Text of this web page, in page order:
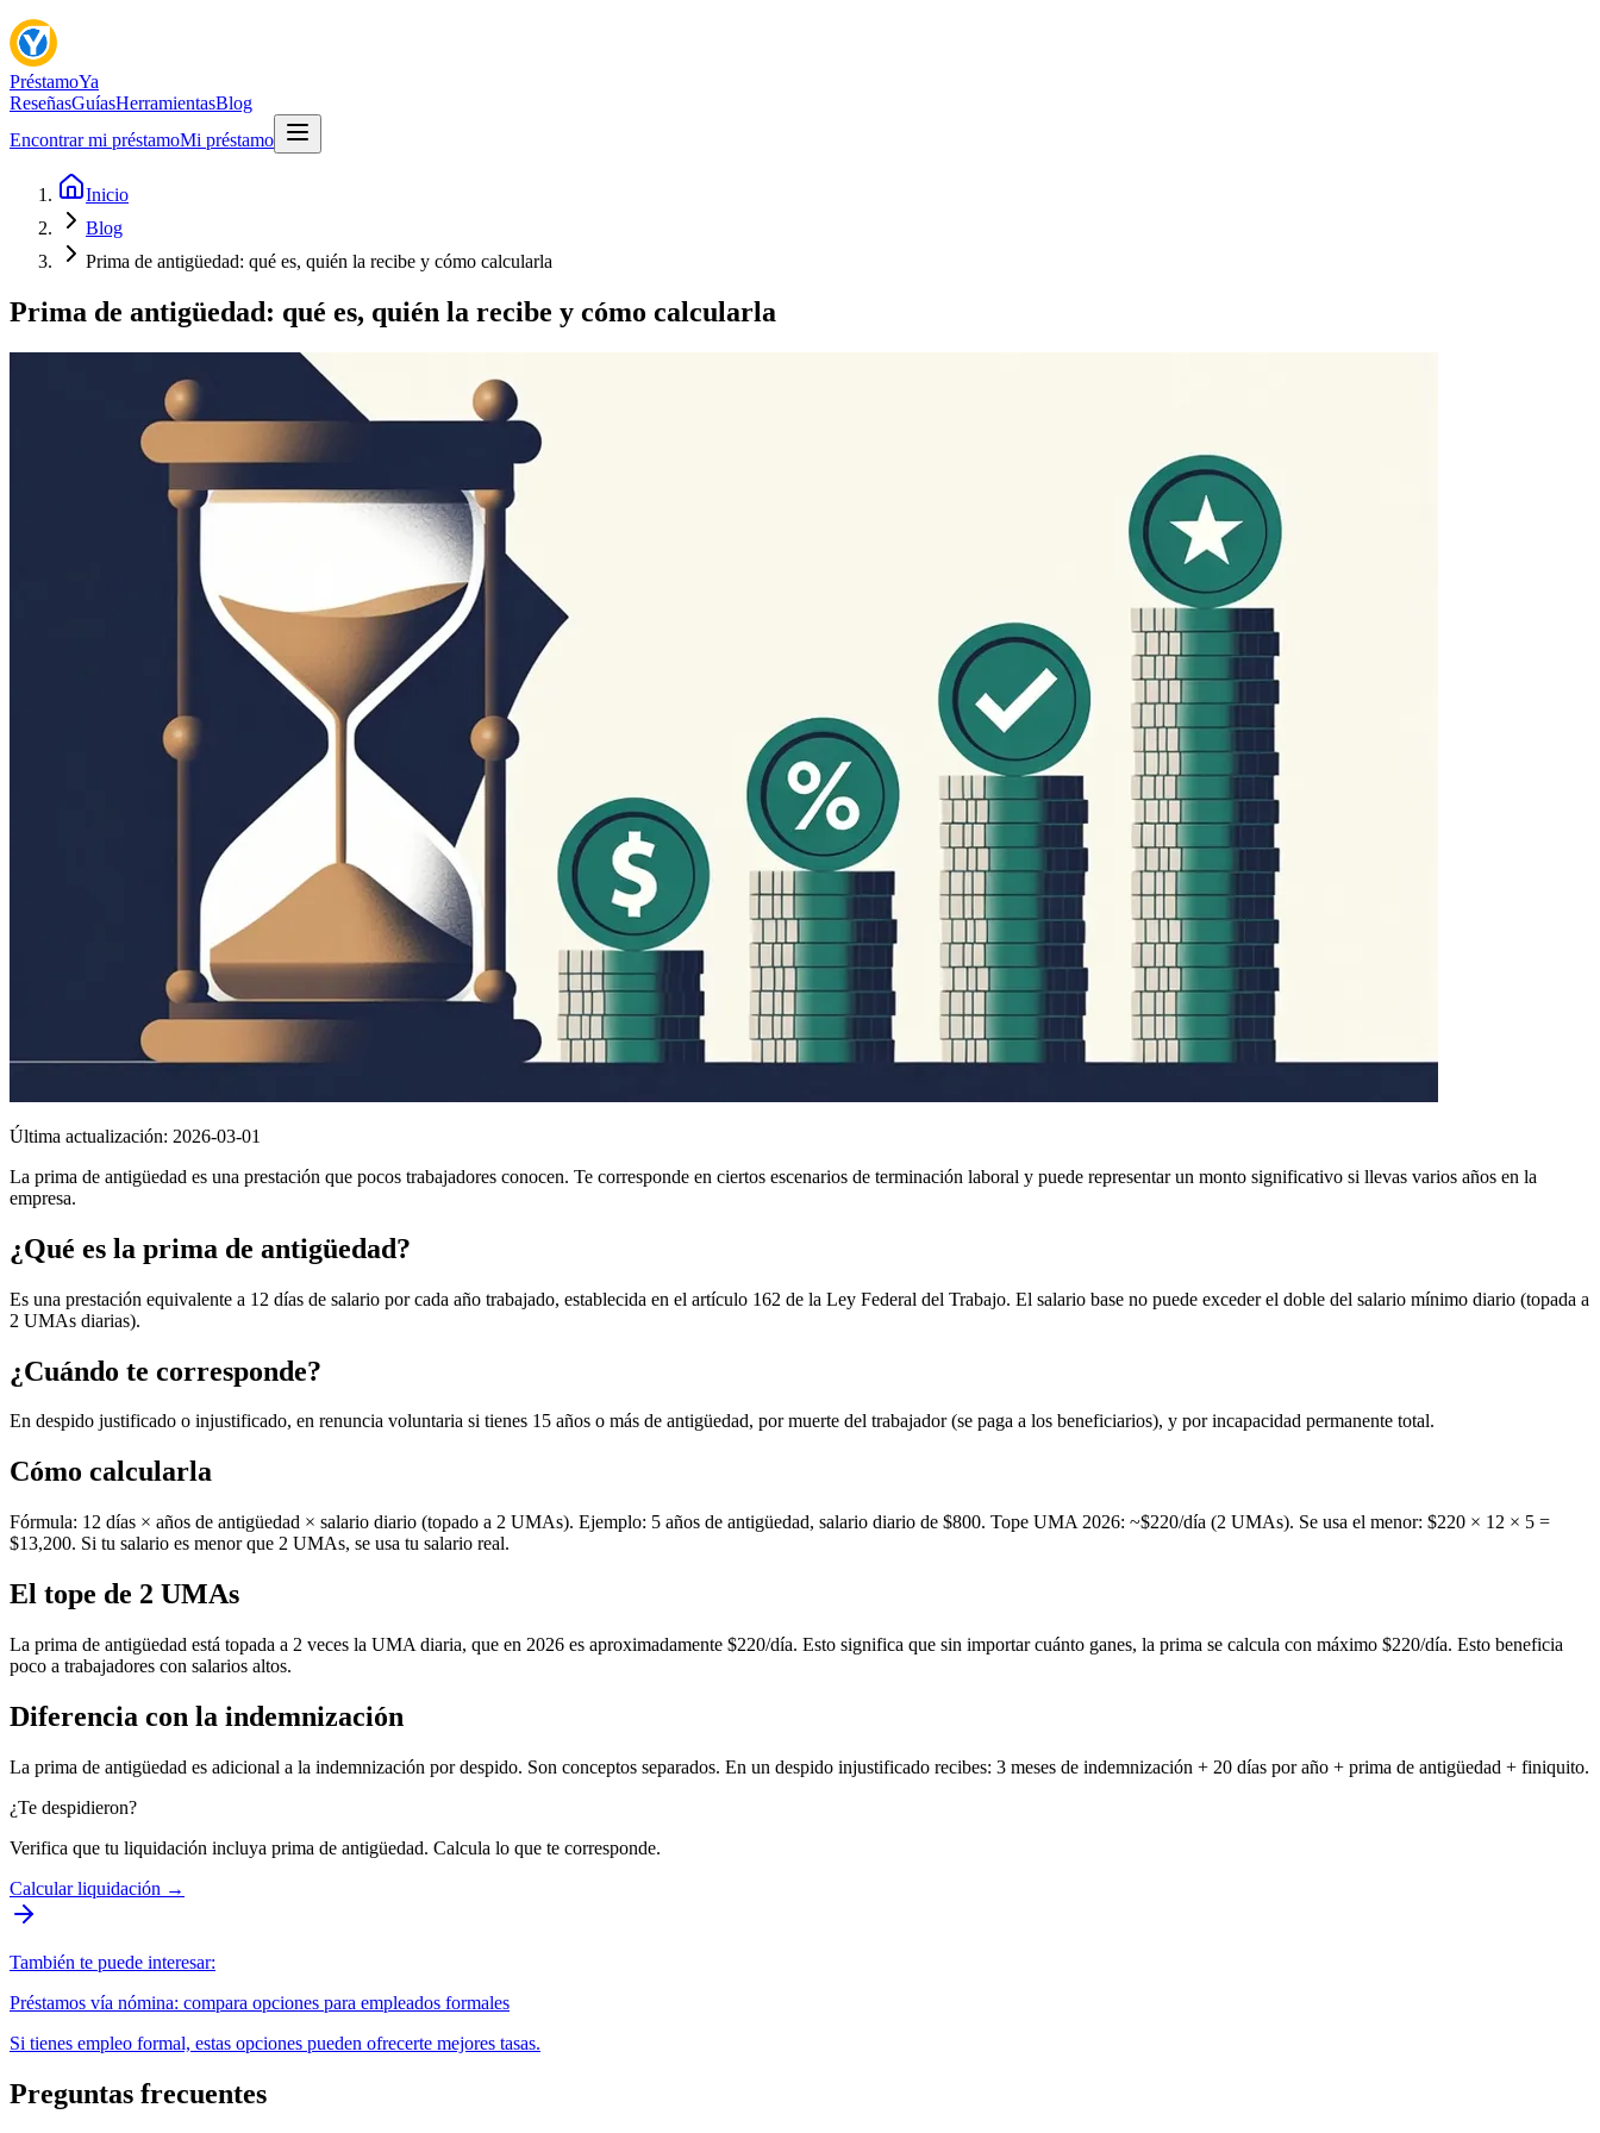
PréstamoYa
ReseñasGuíasHerramientasBlog
Encontrar mi préstamoMi préstamo
Inicio
Blog
Prima de antigüedad: qué es, quién la recibe y cómo calcularla
Prima de antigüedad: qué es, quién la recibe y cómo calcularla
Última actualización: 2026-03-01
La prima de antigüedad es una prestación que pocos trabajadores conocen. Te corresponde en ciertos escenarios de terminación laboral y puede representar un monto significativo si llevas varios años en la
empresa.
¿Qué es la prima de antigüedad?
Es una prestación equivalente a 12 días de salario por cada año trabajado, establecida en el artículo 162 de la Ley Federal del Trabajo. El salario base no puede exceder el doble del salario mínimo diario (topada a
2 UMAs diarias).
¿Cuándo te corresponde?
En despido justificado o injustificado, en renuncia voluntaria si tienes 15 años o más de antigüedad, por muerte del trabajador (se paga a los beneficiarios), y por incapacidad permanente total.
Cómo calcularla
Fórmula: 12 días × años de antigüedad × salario diario (topado a 2 UMAs). Ejemplo: 5 años de antigüedad, salario diario de $800. Tope UMA 2026: ~$220/día (2 UMAs). Se usa el menor: $220 × 12 × 5 =
$13,200. Si tu salario es menor que 2 UMAs, se usa tu salario real.
El tope de 2 UMAs
La prima de antigüedad está topada a 2 veces la UMA diaria, que en 2026 es aproximadamente $220/día. Esto significa que sin importar cuánto ganes, la prima se calcula con máximo $220/día. Esto beneficia
poco a trabajadores con salarios altos.
Diferencia con la indemnización
La prima de antigüedad es adicional a la indemnización por despido. Son conceptos separados. En un despido injustificado recibes: 3 meses de indemnización + 20 días por año + prima de antigüedad + finiquito.
¿Te despidieron?
Verifica que tu liquidación incluya prima de antigüedad. Calcula lo que te corresponde.
Calcular liquidación →
También te puede interesar:
Préstamos vía nómina: compara opciones para empleados formales
Si tienes empleo formal, estas opciones pueden ofrecerte mejores tasas.
Preguntas frecuentes